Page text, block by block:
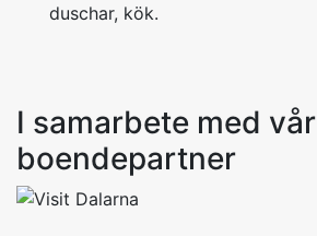
duschar, kök.
I samarbete med vår
boendepartner